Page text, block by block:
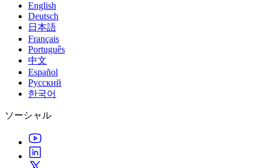
English
Deutsch
日本語
Français
Português
中文
Español
Русский
한국어
ソーシャル